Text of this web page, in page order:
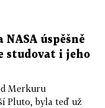
úspěšně
studovat i jeho
Merkuru
Pluto, byla teď už